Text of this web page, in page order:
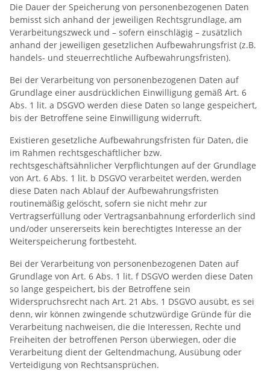
Die Dauer der Speicherung von personenbezogenen Daten
bemisst sich anhand der jeweiligen Rechtsgrundlage, am
Verarbeitungszweck und – sofern einschlägig – zusätzlich
anhand der jeweiligen gesetzlichen Aufbewahrungsfrist (z.B.
handels- und steuerrechtliche Aufbewahrungsfristen).
Bei der Verarbeitung von personenbezogenen Daten auf
Grundlage einer ausdrücklichen Einwilligung gemäß Art. 6
Abs. 1 lit. a DSGVO werden diese Daten so lange gespeichert,
bis der Betroffene seine Einwilligung widerruft.
Existieren gesetzliche Aufbewahrungsfristen für Daten, die
im Rahmen rechtsgeschäftlicher bzw.
rechtsgeschäftsähnlicher Verpflichtungen auf der Grundlage
von Art. 6 Abs. 1 lit. b DSGVO verarbeitet werden, werden
diese Daten nach Ablauf der Aufbewahrungsfristen
routinemäßig gelöscht, sofern sie nicht mehr zur
Vertragserfüllung oder Vertragsanbahnung erforderlich sind
und/oder unsererseits kein berechtigtes Interesse an der
Weiterspeicherung fortbesteht.
Bei der Verarbeitung von personenbezogenen Daten auf
Grundlage von Art. 6 Abs. 1 lit. f DSGVO werden diese Daten
so lange gespeichert, bis der Betroffene sein
Widerspruchsrecht nach Art. 21 Abs. 1 DSGVO ausübt, es sei
denn, wir können zwingende schutzwürdige Gründe für die
Verarbeitung nachweisen, die die Interessen, Rechte und
Freiheiten der betroffenen Person überwiegen, oder die
Verarbeitung dient der Geltendmachung, Ausübung oder
Verteidigung von Rechtsansprüchen.